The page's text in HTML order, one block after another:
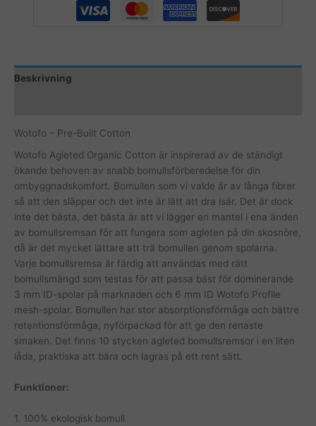
Beskrivning
Wotofo – Pre-Built Cotton
Wotofo Agleted Organic Cotton är inspirerad av de ständigt
ökande behoven av snabb bomullsförberedelse för din
ombyggnadskomfort. Bomullen som vi valde är av långa fibrer
så att den släpper och det inte är lätt att dra isär. Det är dock
inte det bästa, det bästa är att vi lägger en mantel i ena änden
av bomullsremsan för att fungera som agleten på din skosnöre,
då är det mycket lättare att trä bomullen genom spolarna.
Varje bomullsremsa är färdig att användas med rätt
bomullsmängd som testas för att passa bäst för dominerande
3 mm ID-spolar på marknaden och 6 mm ID Wotofo Profile
mesh-spolar. Bomullen har stor absorptionsförmåga och bättre
retentionsförmåga, nyförpackad för att ge den renaste
smaken. Det finns 10 stycken agleted bomullsremsor i en liten
låda, praktiska att bära och lagras på ett rent sätt.
Funktioner:
1. 100% ekologisk bomull